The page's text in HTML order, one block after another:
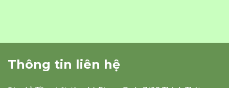
Thông tin liên hệ